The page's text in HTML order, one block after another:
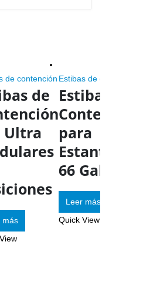
de contención
de
Ultra
más
Estibas de contención
Estiba de
Contención
para
Estantes,
66 Galones
Leer más
Quick View